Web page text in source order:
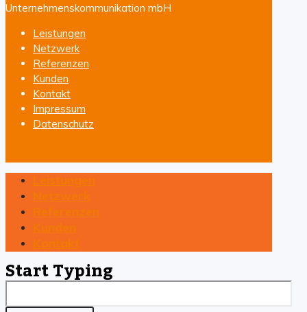
Unternehmenskommunikation mbH
Leistungen
Netzwerk
Referenzen
Kunden
Kontakt
Impressum
Datenschutz
Leistungen
Netzwerk
Referenzen
Kunden
Kontakt
Start Typing